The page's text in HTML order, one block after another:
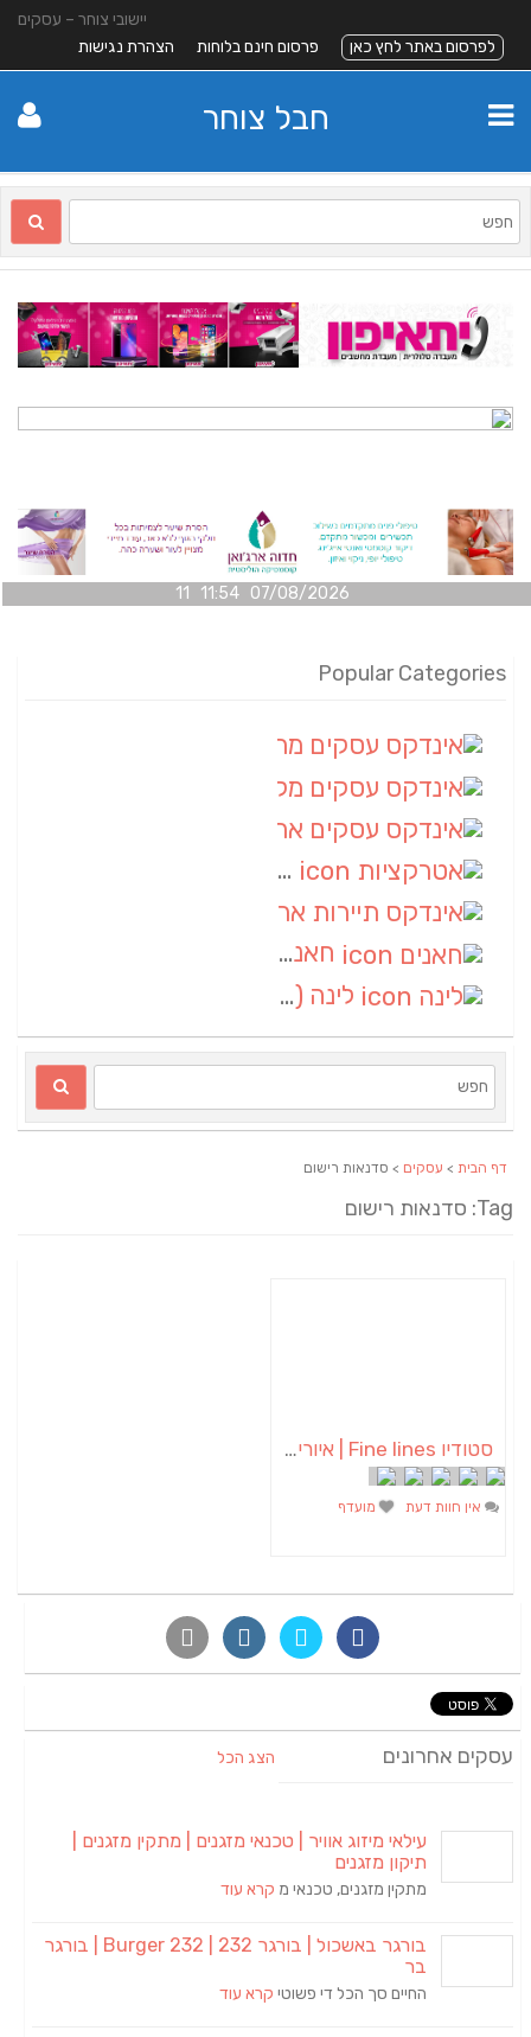
יישובי צוחר – עסקים
לפרסום באתר לחץ כאן
פרסום חינם בלוחות הצהרת נגישות
חבל צוחר
07/08/2026 11:54 11
Popular Categories
אטרקציות
חאנים
לינה (1)
דף הבית > עסקים > סדנאות רישום
Tag: סדנאות רישום
סטודיו Fine lines | איורים | שלטים | תמונות | הדפסים | מתנות בהזמנה אישית
אין חוות דעת מועדף
עסקים אחרונים הצג הכל
עילאי מיזוג אוויר | טכנאי מזגנים | מתקין מזגנים |
תיקון מזגנים
מתקין מזגנים, טכנאי מ קרא עוד
בורגר באשכול | בורגר 232 | Burger 232 | בורגר
בר
החיים סך הכל די פשוטי קרא עוד